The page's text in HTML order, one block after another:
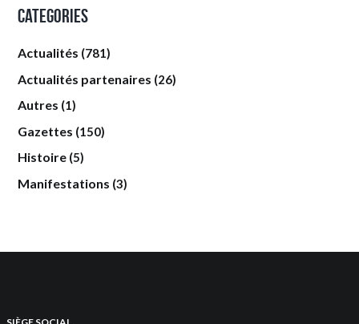
Categories
Actualités (781)
Actualités partenaires (26)
Autres (1)
Gazettes (150)
Histoire (5)
Manifestations (3)